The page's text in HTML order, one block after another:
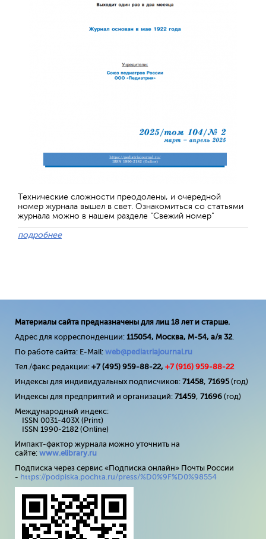
Технические сложности преодолены, и очередной
номер журнала вышел в свет. Ознакомиться со статьями
журнала можно в нашем разделе "Свежий номер"
подробнее
Материалы сайта предназначены для лиц 18 лет и старше.
Адрес для корреспонденции: 115054, Москва, М-54, а/я 32.
По работе сайта: E-Mail: web@pediatriajournal.ru
Тел./факс редакции: +7 (495) 959-88-22, +7 (916) 959-88-22
Индексы для индивидуальных подписчиков: 71458, 71695(год)
Индексы для предприятий и организаций: 71459, 71696 (год)
Международный индекс:
ISSN 0031-403X (Print)
ISSN 1990-2182 (Online)
Импакт-фактор журнала можно уточнить на
сайте: www.elibrary.ru
Подписка через сервис «Подписка онлайн» Почты России
- https://podpiska.pochta.ru/press/%D0%9F%D0%98554